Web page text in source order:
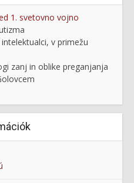
1. svetovno vojno
v primežu
zanj in oblike preganjanja